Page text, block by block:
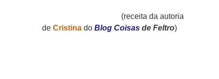
(receita da autoria
de Cristina do Blog Coisas de Feltro)